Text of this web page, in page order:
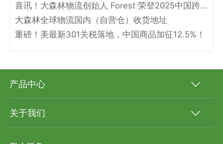
喜讯！大森林物流创始人 Forest 荣登2025中国跨境电商物流名人堂！
大森林全球物流国内（自营仓）收货地址
重磅！美最新301关税落地，中国商品加征12.5%！
产品中心
关于我们